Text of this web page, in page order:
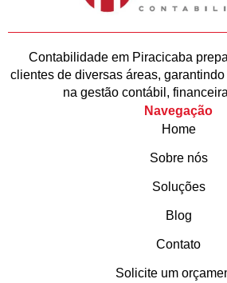
Contabilidade em Piracicaba
clientes de diversas áreas,
na gestão contábil,
Navegação
Home
Sobre nós
Soluções
Blog
Contato
Solicite um